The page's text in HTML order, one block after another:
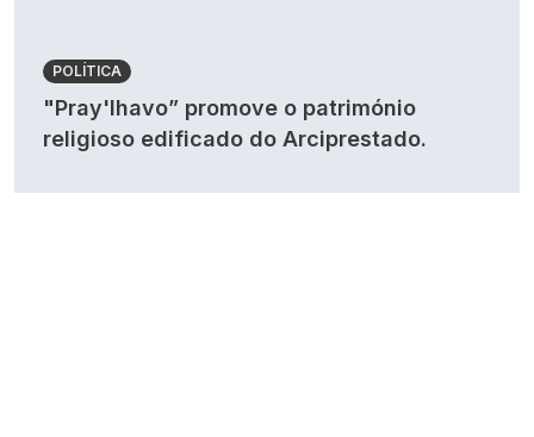
POLÍTICA
"Pray'lhavo” promove o património
religioso edificado do Arciprestado.